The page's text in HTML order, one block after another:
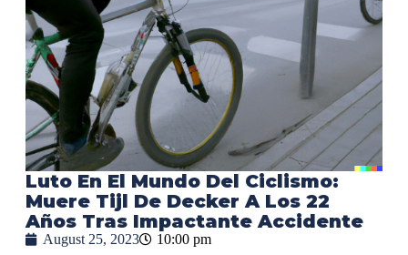
Luto En El Mundo Del Ciclismo:
Muere Tijl De Decker A Los 22
Años Tras Impactante Accidente
August 25, 2023 10:00 pm